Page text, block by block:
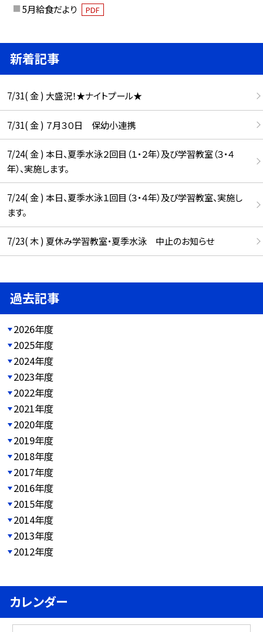
5月給食だより
PDF
新着記事
7/31( 金 ) 大盛況！★ナイトプール★
7/31( 金 ) ７月３０日 保幼小連携
7/24( 金 ) 本日、夏季水泳２回目（１・２年）及び学習教室（３・４
年）、実施します。
7/24( 金 ) 本日、夏季水泳１回目（３・４年）及び学習教室、実施し
ます。
7/23( 木 ) 夏休み学習教室・夏季水泳 中止のお知らせ
過去記事
2026年度
2025年度
2024年度
2023年度
2022年度
2021年度
2020年度
2019年度
2018年度
2017年度
2016年度
2015年度
2014年度
2013年度
2012年度
カレンダー